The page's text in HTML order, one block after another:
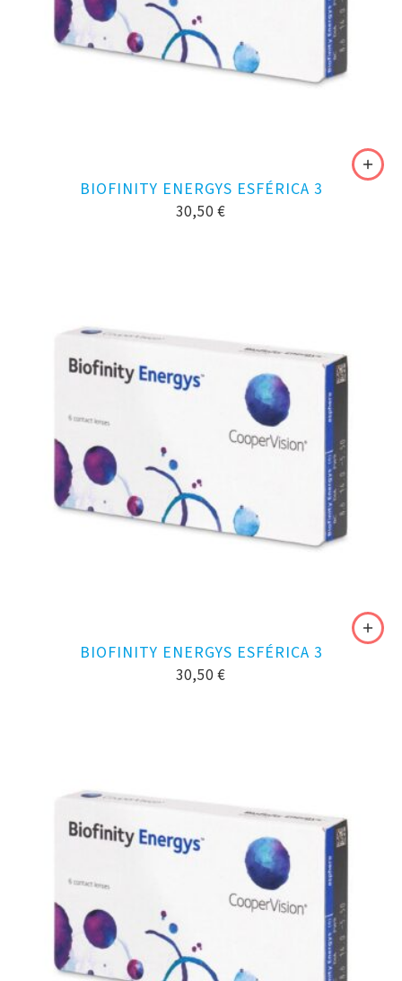
BIOFINITY ENERGYS ESFÉRICA 3
30,50 €
BIOFINITY ENERGYS ESFÉRICA 3
30,50 €